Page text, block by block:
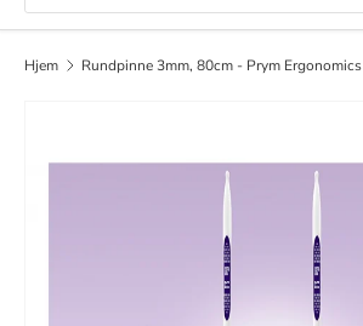
Hjem Rundpinne 3mm, 80cm - Prym Ergonomics